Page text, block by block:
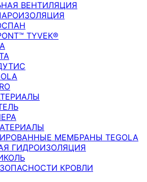
ВЕНТИЛЯЦИЯ
TYVEK®
МЕМБРАНЫ TEGOLA
ГИДРОИЗОЛЯЦИЯ
КРОВЛИ